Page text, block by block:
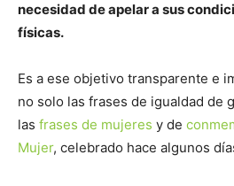
necesidad de apelar a sus
físicas.
Es a ese objetivo transparente e
no solo las frases de igualdad de
las frases de mujeres y de
Mujer, celebrado hace algunos